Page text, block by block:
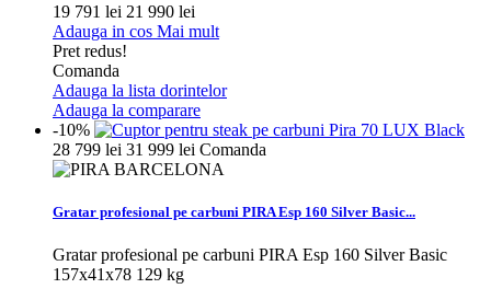
19 791 lei 21 990 lei
Adauga in cos Mai mult
Pret redus!
Comanda
Adauga la lista dorintelor
Adauga la comparare
-10%
28 799 lei 31 999 lei Comanda
Gratar profesional pe carbuni PIRA Esp 160 Silver Basic...
Gratar profesional pe carbuni PIRA Esp 160 Silver Basic
157x41x78 129 kg